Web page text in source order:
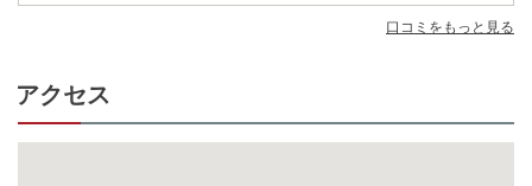
口コミをもっと見る
アクセス